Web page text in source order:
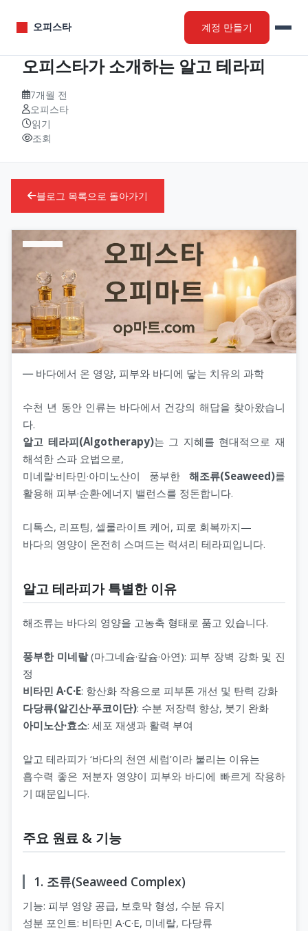
오피스타 계정 만들기
오피스타가 소개하는 알고 테라피
7개월 전
오피스타
읽기
조회
블로그 목록으로 돌아가기
― 바다에서 온 영양, 피부와 바디에 닿는 치유의 과학
수천 년 동안 인류는 바다에서 건강의 해답을 찾아왔습니
다.
알고 테라피(Algotherapy)는 그 지혜를 현대적으로 재
해석한 스파 요법으로,
미네랄·비타민·아미노산이 풍부한 해조류(Seaweed)를
활용해 피부·순환·에너지 밸런스를 정돈합니다.
디톡스, 리프팅, 셀룰라이트 케어, 피로 회복까지—
바다의 영양이 온전히 스며드는 럭셔리 테라피입니다.
알고 테라피가 특별한 이유
해조류는 바다의 영양을 고농축 형태로 품고 있습니다.
풍부한 미네랄(마그네슘·칼슘·아연): 피부 장벽 강화 및 진
정
비타민 A·C·E: 항산화 작용으로 피부톤 개선 및 탄력 강화
다당류(알긴산·푸코이단): 수분 저장력 향상, 붓기 완화
아미노산·효소: 세포 재생과 활력 부여
알고 테라피가 ‘바다의 천연 세럼’이라 불리는 이유는
흡수력 좋은 저분자 영양이 피부와 바디에 빠르게 작용하
기 때문입니다.
주요 원료 & 기능
1. 조류(Seaweed Complex)
기능: 피부 영양 공급, 보호막 형성, 수분 유지
성분 포인트: 비타민 A·C·E, 미네랄, 다당류